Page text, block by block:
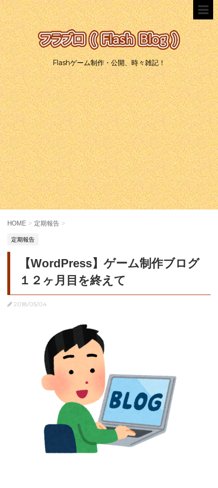
Flashゲーム制作・公開、時々雑記！
HOME > 定期報告 >
定期報告
【WordPress】ゲーム制作ブログ
１２ヶ月目を終えて
2018/05/04